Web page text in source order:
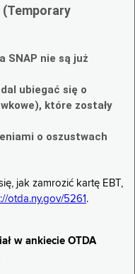
(Temporary
SNAP nie są już
ubiegać się o
które zostały
o oszustwach
jak zamrozić kartę EBT,
otda.ny.gov/5261 .
w ankiecie OTDA